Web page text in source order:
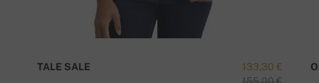
133,30 €
TALE SALE